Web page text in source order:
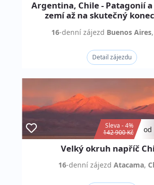
Argentina, Chile - Patagonií
zemí až na skutečný
16-dennízájezd Buenos Aires,
Detail zájezdu
Sleva - 4%
142 900 Kč
od
Velký okruh napříč
16-denní zájezd Atacama,